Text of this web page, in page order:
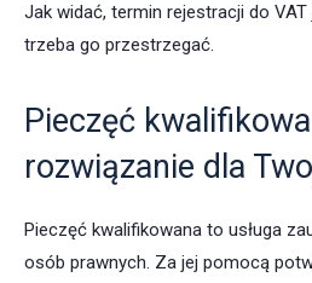
Jak widać, termin rejestracji do
trzeba go przestrzegać.
Pieczęć
rozwiązanie dla
Pieczęć kwalifikowana to usługa
osób prawnych. Za jej pomocą